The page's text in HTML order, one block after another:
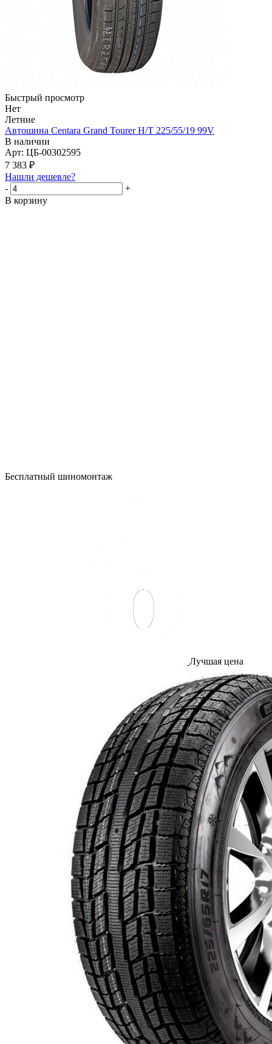
Быстрый просмотр
Нет
Летние
Автошина Centara Grand Tourer H/T 225/55/19 99V
В наличии
Арт: ЦБ-00302595
7 383 ₽
Нашли дешевле?
-
+
В корзину
Бесплатный шиномонтаж
Лучшая цена